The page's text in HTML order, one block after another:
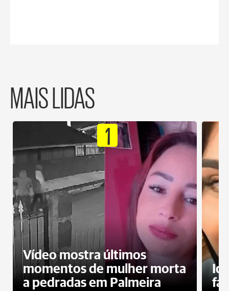
MAIS LIDAS
1
Vídeo mostra últimos
momentos de mulher morta
a pedradas em Palmeira